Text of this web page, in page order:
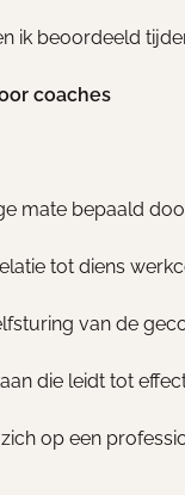
ik beoordeeld
coaches
mate bepaald
tot diens
van de
die leidt tot
op een